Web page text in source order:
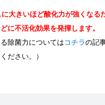
大きいほど酸化力が強くなる
に不活化効果を発揮します。
除菌力についてはコチラの記
ださい。）